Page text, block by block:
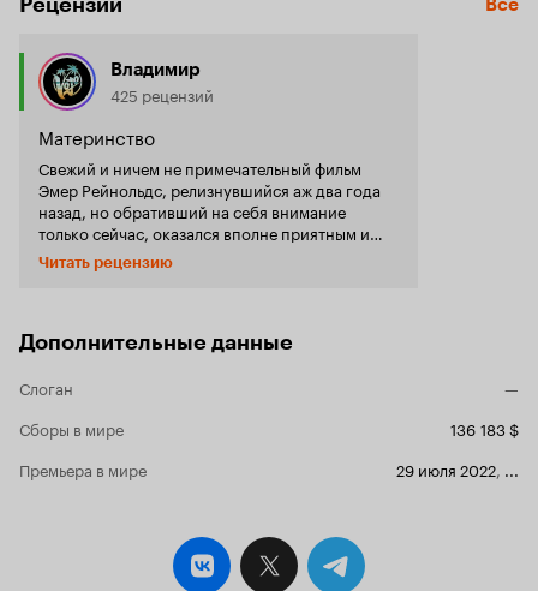
Все
Владимир
425 рецензий
Материнство
Свежий и ничем не примечательный фильм
Эмер Рейнольдс, релизнувшийся аж два года
назад, но обративший на себя внимание
только сейчас, оказался вполне приятным и
важным роуд-муви 2024 года.
Жизнеутверждающее и трогательное кино,
Скорее, 'Поездка с Джой', нежели 'Поездочка',
дабы не потерять весь каламбур
оригинального названия, и этим все сказано:
подростком, который за полтора часа
хронометража умудряется поменять
мировоззрение своей попутчицы в лучшую
материнство и страх неопределенности,
дуализм а-ля работа / личная жизнь, а так же
бытовой абьюз и со-зависимые отношения в
Читать рецензию
Дополнительные данные
Слоган
—
Сборы в мире
136 183 $
Премьера в мире
29 июля 2022